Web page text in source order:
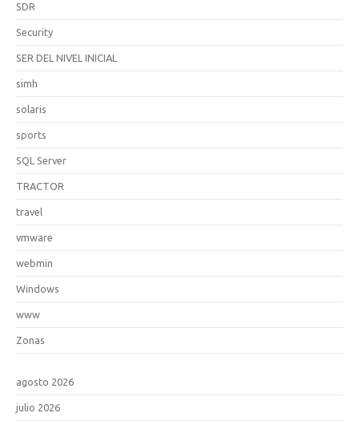
SDR
Security
SER DEL NIVEL INICIAL
simh
solaris
sports
SQL Server
TRACTOR
travel
vmware
webmin
Windows
www
Zonas
agosto 2026
julio 2026